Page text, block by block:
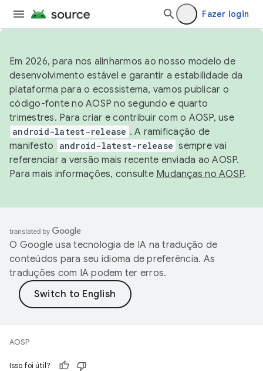
Fazer login
Em 2026, para nos alinharmos ao nosso modelo de
desenvolvimento estável e garantir a estabilidade da
plataforma para o ecossistema, vamos publicar o
código-fonte no AOSP no segundo e quarto
trimestres. Para criar e contribuir com o AOSP, use
android-latest-release . A ramificação de
manifesto
android-latest-release sempre vai
referenciar a versão mais recente enviada ao AOSP.
Para mais informações, consulte Mudanças no AOSP.
O Google usa tecnologia de IA na tradução de
conteúdos para seu idioma de preferência. As
traduções com IA podem ter erros.
AOSP
Isso foi útil?